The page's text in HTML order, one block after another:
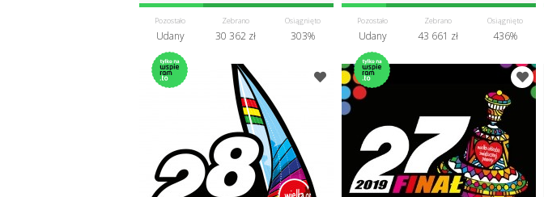
Pozostało
Udany
Zebrano
30 362 zł
Osiągnięto
303%
Pozostało
Udany
Zebrano
43 661 zł
Osiągnięto
436%